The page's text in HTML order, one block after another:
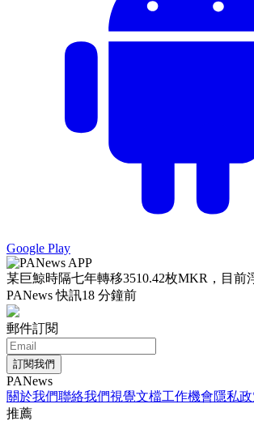
Google Play
某巨鯨時隔七年轉移3510.42枚MKR，目前
PANews 快訊18 分鐘前
郵件訂閱
訂閱我們
PANews
關於我們聯絡我們視覺文檔工作機會隱私
推薦